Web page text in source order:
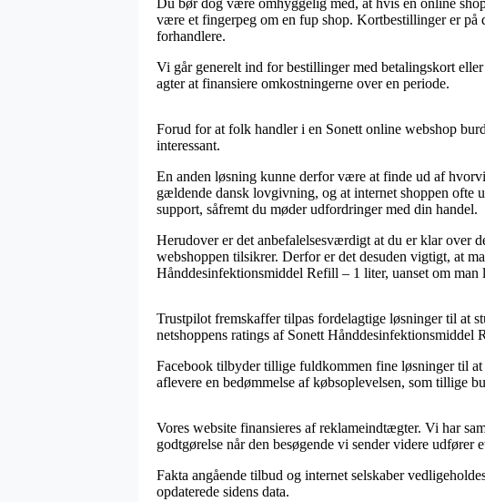
være et fingerpeg om en fup shop. Kortbestillinger er
forhandlere.
Vi går generelt ind for bestillinger med betalingskort
agter at finansiere omkostningerne over en periode.
Forud for at folk handler i en Sonett online webshop
interessant.
En anden løsning kunne derfor være at finde ud af
gældende dansk lovgivning, og at internet shoppen ofte
support, såfremt du møder udfordringer med din handel.
Herudover er det anbefalelsesværdigt at du er klar over
webshoppen tilsikrer. Derfor er det desuden vigtigt, at
Hånddesinfektionsmiddel Refill – 1 liter, uanset om
Trustpilot fremskaffer tilpas fordelagtige løsninger til at
netshoppens ratings af Sonett
Facebook tilbyder tillige fuldkommen fine løsninger til
aflevere en bedømmelse af købsoplevelsen, som tillige
Vores website finansieres af reklameindtægter. Vi har
godtgørelse når den besøgende vi sender videre udfører
Fakta angående tilbud og internet selskaber
opdaterede sidens data.